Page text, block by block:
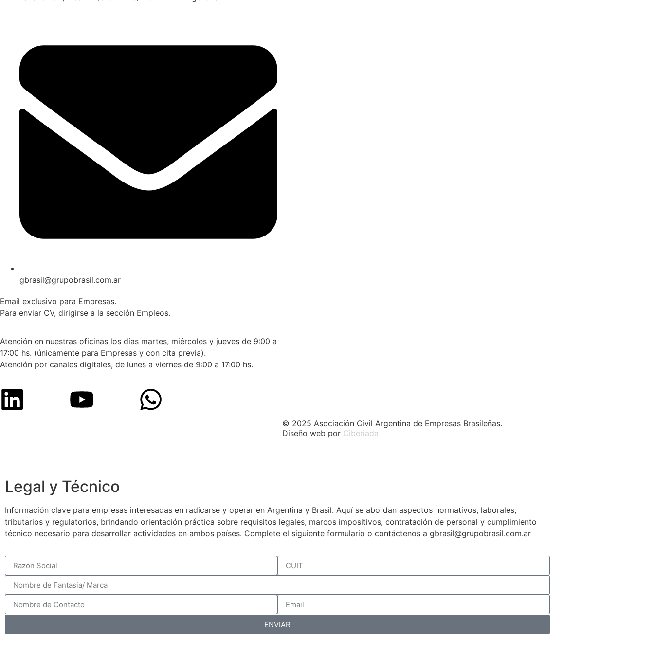
gbrasil@grupobrasil.com.ar
Email exclusivo para Empresas.
Para enviar CV, dirigirse a la sección Empleos.
Atención en nuestras oficinas los días martes, miércoles y jueves de 9:00 a
17:00 hs. (únicamente para Empresas y con cita previa).
Atención por canales digitales, de lunes a viernes de 9:00 a 17:00 hs.
© 2025 Asociación Civil Argentina de Empresas Brasileñas.
Diseño web por Ciberiada
Legal y Técnico
Información clave para empresas interesadas en radicarse y operar en Argentina y Brasil. Aquí se abordan aspectos normativos, laborales,
tributarios y regulatorios, brindando orientación práctica sobre requisitos legales, marcos impositivos, contratación de personal y cumplimiento
técnico necesario para desarrollar actividades en ambos países. Complete el siguiente formulario o contáctenos a gbrasil@grupobrasil.com.ar
ENVIAR